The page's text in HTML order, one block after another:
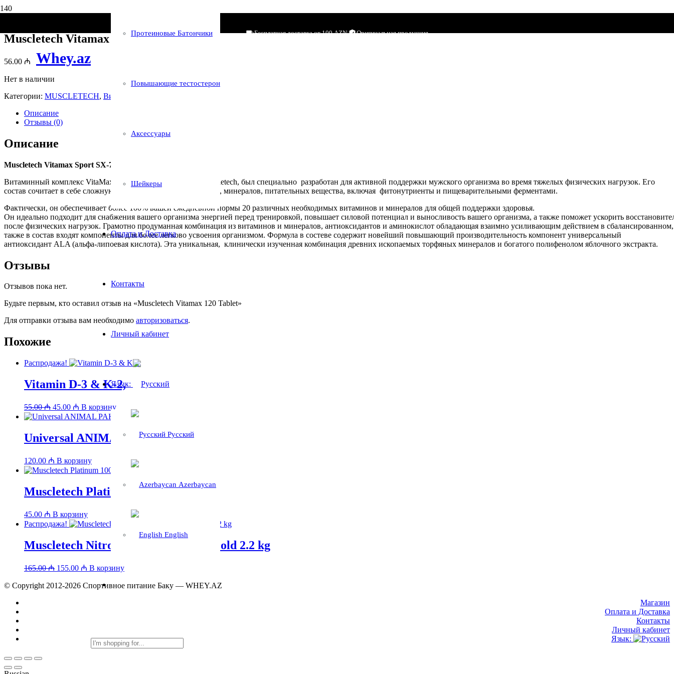
Бесплатная доставка от 100 AZN| Оригинальная продукция
Whey.az
Протеиновые Батончики
Повышающие тестостерон
Аксессуары
Шейкеры
Оплата и Доставка
Контакты
Личный кабинет
Язык:
Русский
Azerbaycan
English
Muscletech Vitamax 120 Tablet
56.00 ₼
Нет в наличии
Категории: MUSCLETECH, Витамины и минералы
Описание
Отзывы (0)
Описание
Muscletech Vitamax Sport SX-7 Black Onyx
Витаминный комплекс VitaMax Sport SX7 Black Onyx от Muscletech, был специально разработан для активной поддержки мужского организма во время тяжелых физических нагрузок. Его
состав сочитает в себе сложную комбинацию из 38 витаминов, минералов, питательных вещества, включая фитонутриенты и пищеварительными ферментами.
Фактически, он обеспечивает более 100% вашей ежедневной нормы 20 различных необходимых витаминов и минералов для общей поддержки здоровья.
Он идеально подходит для снабжения вашего организма энергией перед тренировкой, повышает силовой потенциал и выносливость вашего организма, а также поможет ускорить
после физических нагрузок. Грамотно продуманная комбинация из витаминов и минералов, антиоксидантов и аминокислот обладающая взаимно усиливающим действием в
также в состав входят компоненты для более легково усвоения организмом. Формула в состеве содержит новейший повышающий производительность компонент универсальный
антиоксидант ALA (альфа-липоевая кислота). Эта уникальная, клинически изученная комбинация древних ископаемых торфяных минералов и богатого полифенолом яблочного экстракта.
Отзывы
Отзывов пока нет.
Будьте первым, кто оставил отзыв на «Muscletech Vitamax 120 Tablet»
Для отправки отзыва вам необходимо авторизоваться.
Похожие
Распродажа!
Vitamin D-3 & K-2,
55.00₼ Первоначальная
цена
составляла
55.00 ₼.
45.00 ₼ Текущая
цена:
В корзину
Universal ANIMAL PAK 44 Pak
120.00 ₼ В корзину
Muscletech Platinum 100% Fish Oil
45.00 ₼ В корзину
Распродажа!
Muscletech Nitro-Tech 100% Whey Gold 2.2 kg
165.00₼ Первоначальная
составляла
155.00 ₼ Текущая
цена:
155.00 ₼.
В корзину
© Copyright 2012-2026 Спортивное питание Баку — WHEY.AZ
Магазин
Оплата и Доставка
Контакты
Личный кабинет
Язык: